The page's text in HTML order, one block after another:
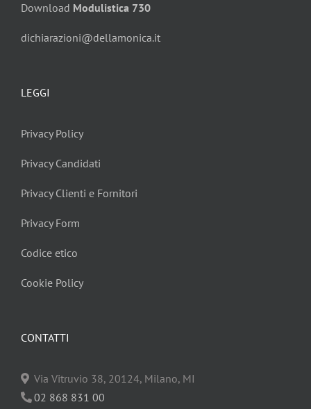
CONTATTI
Via Vitruvio 38, 20124, Milano, MI
02 868 831 00
Download Modulistica 730
dichiarazioni@dellamonica.it
LEGGI
Privacy Policy
Privacy Candidati
Privacy Clienti e Fornitori
Privacy Form
Codice etico
Cookie Policy